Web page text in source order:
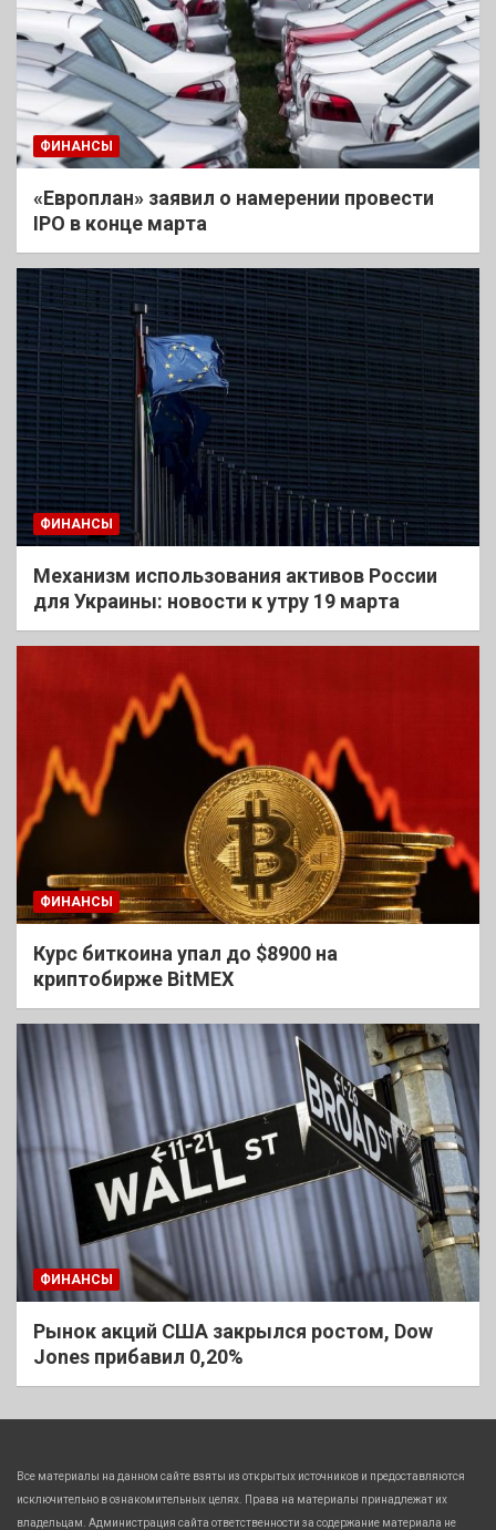
ФИНАНСЫ
«Европлан» заявил о намерении провести
IPO в конце марта
ФИНАНСЫ
Механизм использования активов России
для Украины: новости к утру 19 марта
ФИНАНСЫ
Курс биткоина упал до $8900 на
криптобирже BitMEX
ФИНАНСЫ
Рынок акций США закрылся ростом, Dow
Jones прибавил 0,20%
Все материалы на данном сайте взяты из открытых источников и предоставляются
исключительно в ознакомительных целях. Права на материалы принадлежат их
владельцам. Администрация сайта ответственности за содержание материала не